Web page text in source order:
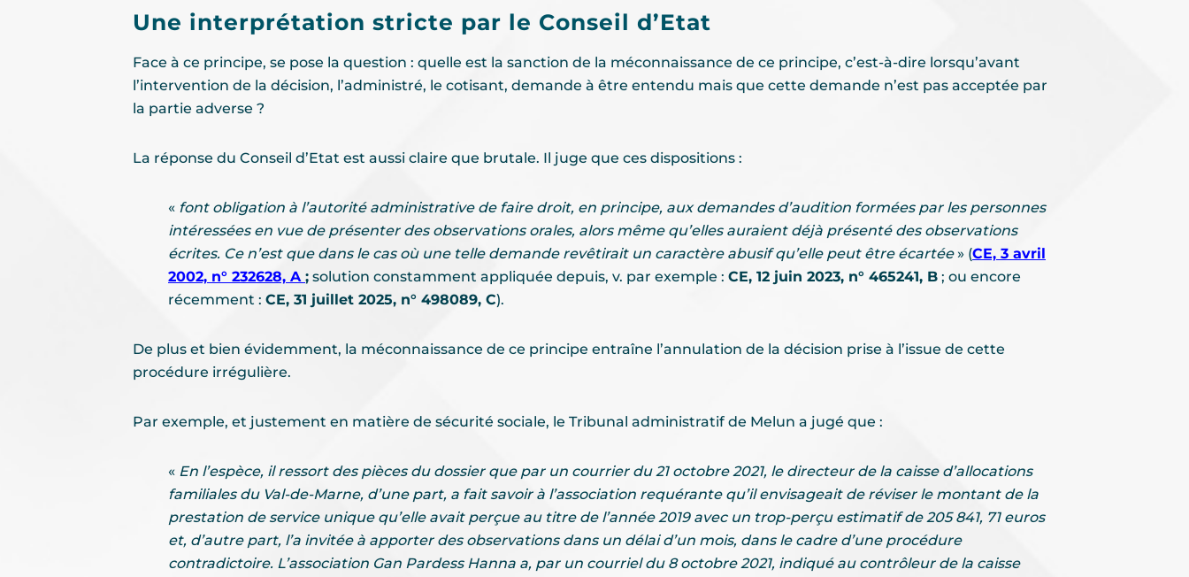
Une interprétation stricte par le Conseil d’Etat
Face à ce principe, se pose la question : quelle est la sanction de la méconnaissance de ce principe, c’est-à-dire lorsqu’avant
l’intervention de la décision, l’administré, le cotisant, demande à être entendu mais que cette demande n’est pas acceptée par
la partie adverse ?
La réponse du Conseil d’Etat est aussi claire que brutale. Il juge que ces dispositions :
« font obligation à l’autorité administrative de faire droit, en principe, aux demandes d’audition formées par les personnes
intéressées en vue de présenter des observations orales, alors même qu’elles auraient déjà présenté des observations
écrites. Ce n’est que dans le cas où une telle demande revêtirait un caractère abusif qu’elle peut être écartée» (CE, 3 avril
2002, n° 232628, A ; solution constamment appliquée depuis, v. par exemple : CE, 12 juin 2023, n° 465241, B ; ou encore
récemment : CE, 31 juillet 2025, n° 498089, C).
De plus et bien évidemment, la méconnaissance de ce principe entraîne l’annulation de la décision prise à l’issue de cette
procédure irrégulière.
Par exemple, et justement en matière de sécurité sociale, le Tribunal administratif de Melun a jugé que :
« En l’espèce, il ressort des pièces du dossier que par un courrier du 21 octobre 2021, le directeur de la caisse d’allocations
familiales du Val-de-Marne, d’une part, a fait savoir à l’association requérante qu’il envisageait de réviser le montant de la
prestation de service unique qu’elle avait perçue au titre de l’année 2019 avec un trop-perçu estimatif de 205 841, 71 euros
et, d’autre part, l’a invitée à apporter des observations dans un délai d’un mois, dans le cadre d’une procédure
contradictoire. L’association Gan Pardess Hanna a, par un courriel du 8 octobre 2021, indiqué au contrôleur de la caisse